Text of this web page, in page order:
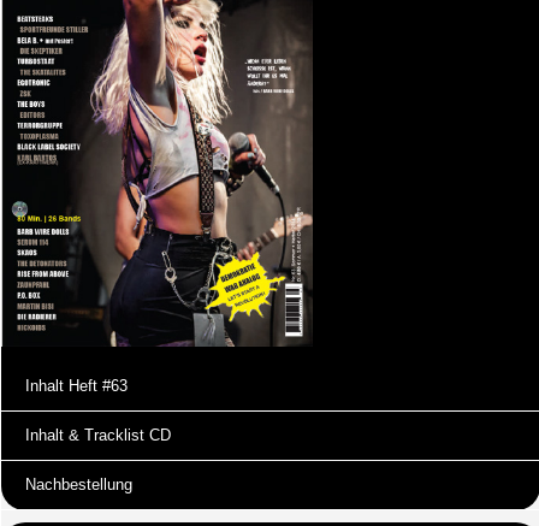
Inhalt Heft #63
Inhalt & Tracklist CD
Nachbestellung